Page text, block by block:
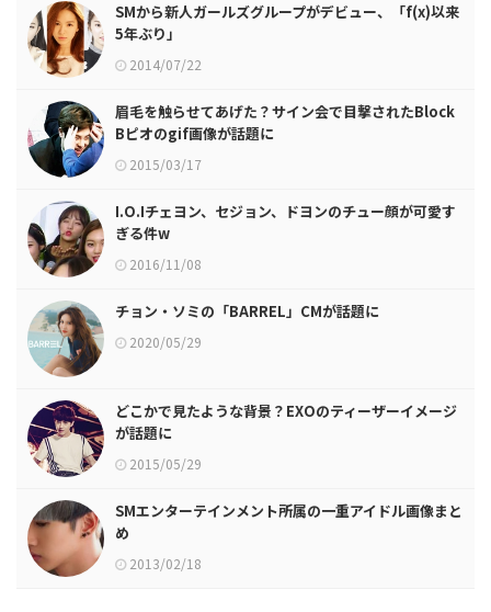
SMから新人ガールズグループがデビュー、「f(x)以来
5年ぶり」
2014/07/22
眉毛を触らせてあげた？サイン会で目撃されたBlock
Bピオのgif画像が話題に
2015/03/17
I.O.Iチェヨン、セジョン、ドヨンのチュー顔が可愛す
ぎる件w
2016/11/08
チョン・ソミの「BARREL」CMが話題に
2020/05/29
どこかで見たような背景？EXOのティーザーイメージ
が話題に
2015/05/29
SMエンターテインメント所属の一重アイドル画像まと
め
2013/02/18